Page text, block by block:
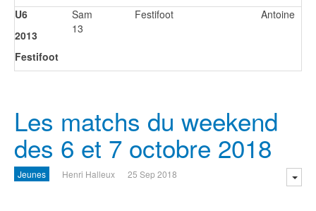
U6
2013
Festifoot
Sam
13
Festifoot Antoine
Les matchs du weekend
des 6 et 7 octobre 2018
Jeunes Henri Halleux 25 Sep 2018